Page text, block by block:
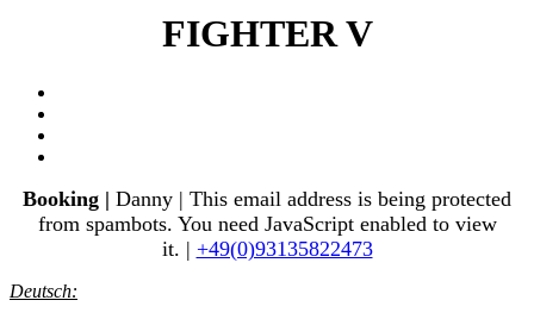
FIGHTER V
Booking | Danny | This email address is being protected
from spambots. You need JavaScript enabled to view
it. | +49(0)93135822473
Deutsch: